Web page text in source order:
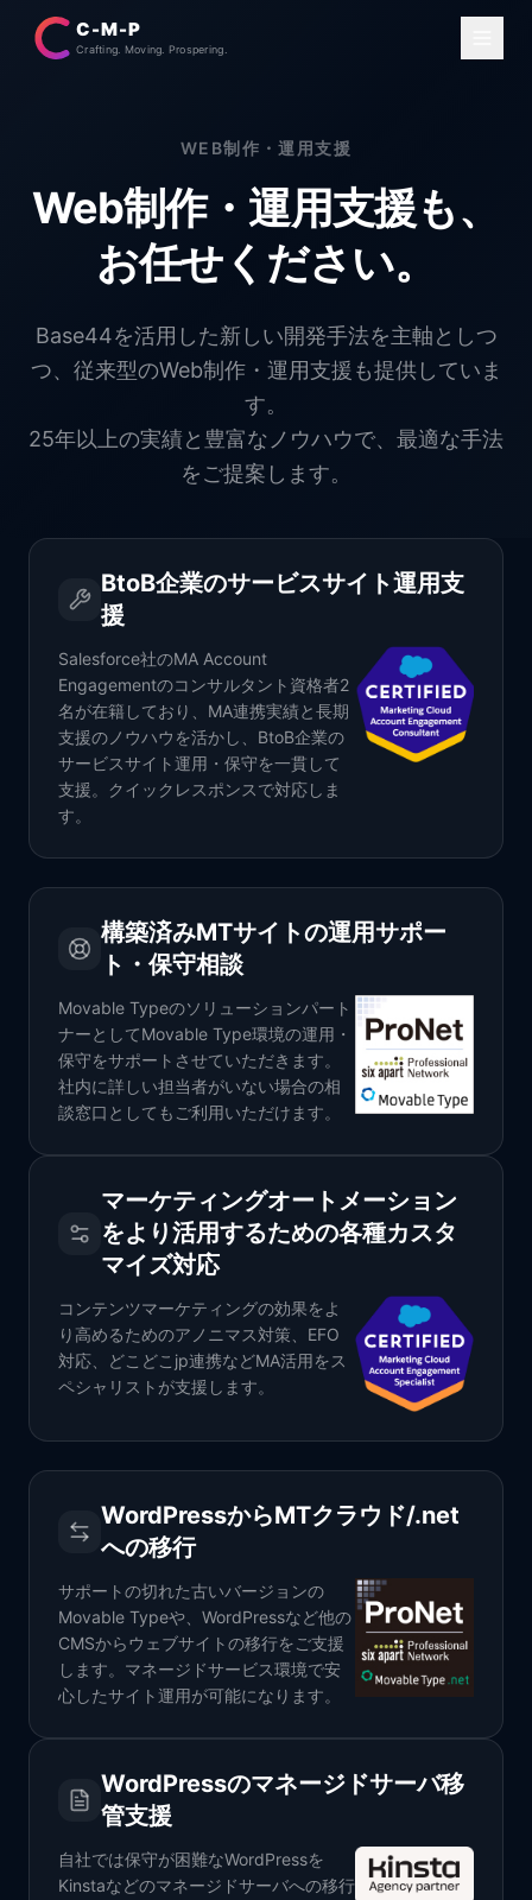
C-M-P
Crafting. Moving. Prospering.
WEB制作・運用支援
Web制作・運用支援も、
お任せください。
Base44を活用した新しい開発手法を主軸としつ
つ、従来型のWeb制作・運用支援も提供していま
す。
25年以上の実績と豊富なノウハウで、最適な手法
をご提案します。
BtoB企業のサービスサイト運用支
援
Salesforce社のMA Account
Engagementのコンサルタント資格者2
名が在籍しており、MA連携実績と長期
支援のノウハウを活かし、BtoB企業の
サービスサイト運用・保守を一貫して
支援。クイックレスポンスで対応しま
す。
構築済みMTサイトの運用サポー
ト・保守相談
Movable Typeのソリューションパート
ナーとしてMovable Type環境の運用・
保守をサポートさせていただきます。
社内に詳しい担当者がいない場合の相
談窓口としてもご利用いただけます。
マーケティングオートメーション
をより活用するための各種カスタ
マイズ対応
コンテンツマーケティングの効果をよ
り高めるためのアノニマス対策、EFO
対応、どこどこjp連携などMA活用をス
ペシャリストが支援します。
WordPressからMTクラウド/.net
への移行
サポートの切れた古いバージョンの
Movable Typeや、WordPressなど他の
CMSからウェブサイトの移行をご支援
します。マネージドサービス環境で安
心したサイト運用が可能になります。
WordPressのマネージドサーバ移
管支援
自社では保守が困難なWordPressを
Kinstaなどのマネージドサーバへの移行